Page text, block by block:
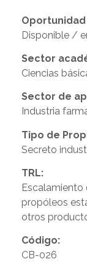
Disponible /
Sector
Ciencias
Sector de
Industria
Tipo de
Secreto
TRL:
propóleos
otros
Código:
CB-026